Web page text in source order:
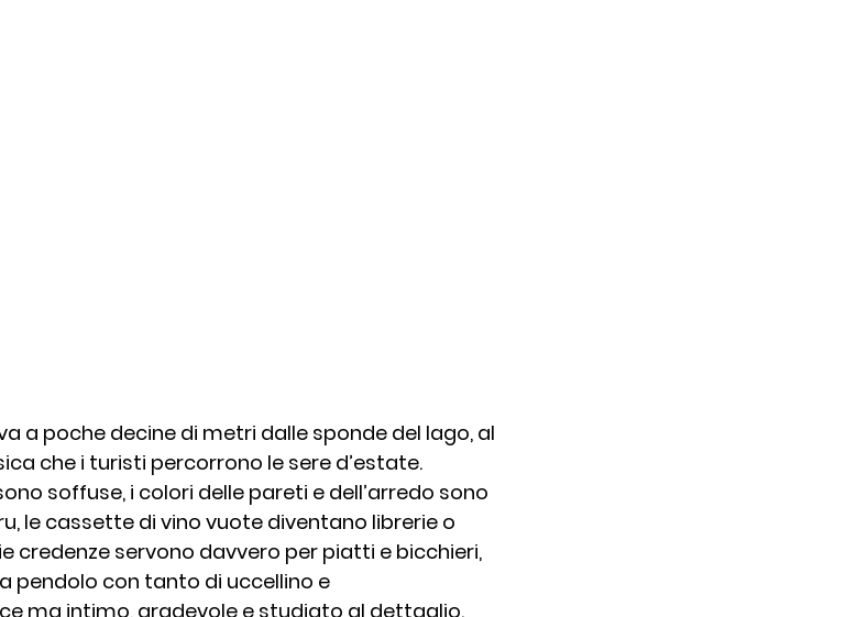
a poche decine di metri dalle sponde del lago, al
che i turisti percorrono le sere d’estate.
soffuse, i colori delle pareti e dell’arredo sono
le cassette di vino vuote diventano librerie o
credenze servono davvero per piatti e bicchieri,
pendolo con tanto di uccellino e
ma intimo, gradevole e studiato al dettaglio.